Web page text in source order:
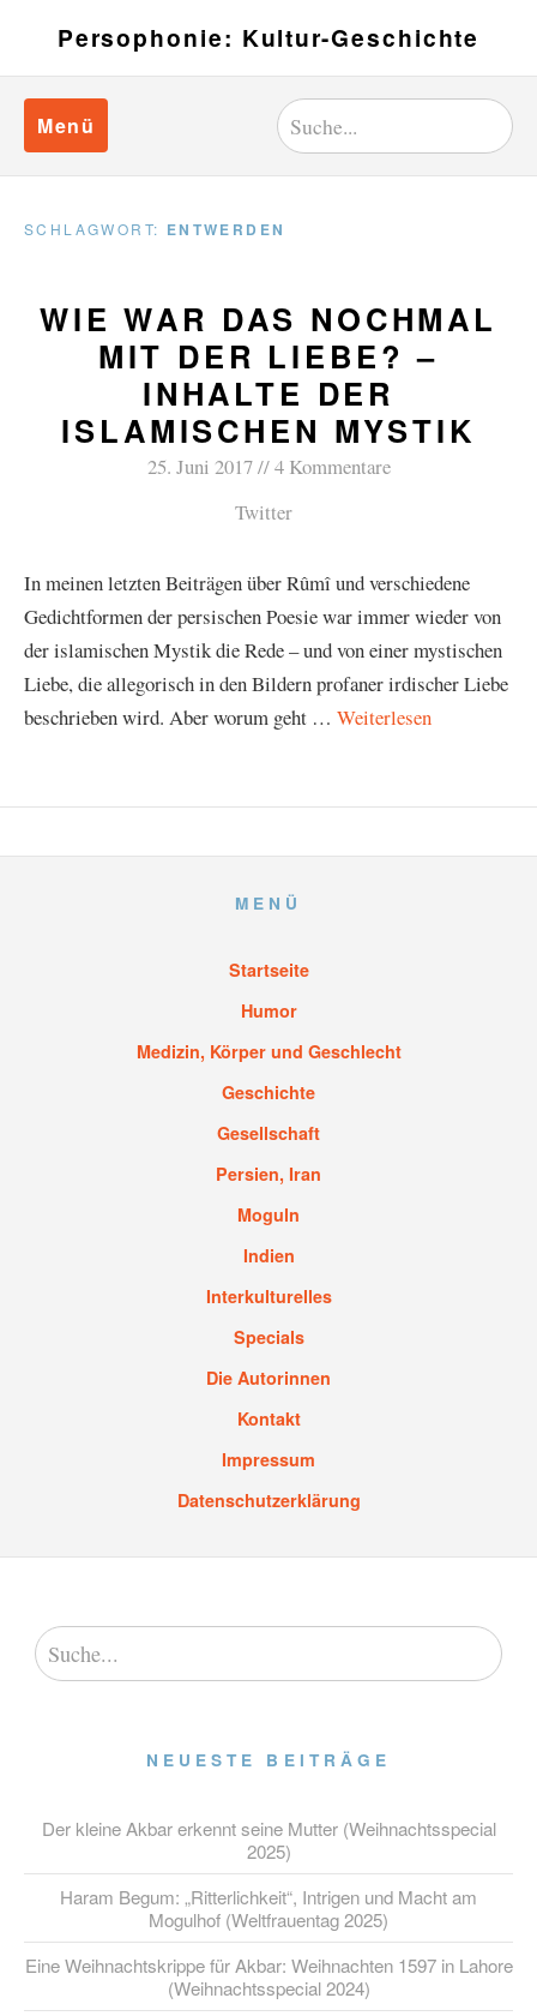
Persophonie: Kultur-Geschichte
Menü
SCHLAGWORT: ENTWERDEN
WIE WAR DAS NOCHMAL
MIT DER LIEBE? –
INHALTE DER
ISLAMISCHEN MYSTIK
25. Juni 2017
4 Kommentare
Twitter
In meinen letzten Beiträgen über Rûmî und verschiedene
Gedichtformen der persischen Poesie war immer wieder von
der islamischen Mystik die Rede – und von einer mystischen
Liebe, die allegorisch in den Bildern profaner irdischer Liebe
beschrieben wird. Aber worum geht … Weiterlesen
MENÜ
Startseite
Humor
Medizin, Körper und Geschlecht
Geschichte
Gesellschaft
Persien, Iran
Moguln
Indien
Interkulturelles
Specials
Die Autorinnen
Kontakt
Impressum
Datenschutzerklärung
NEUESTE BEITRÄGE
Der kleine Akbar erkennt seine Mutter (Weihnachtsspecial
2025)
Haram Begum: „Ritterlichkeit“, Intrigen und Macht am
Mogulhof (Weltfrauentag 2025)
Eine Weihnachtskrippe für Akbar: Weihnachten 1597 in Lahore
(Weihnachtsspecial 2024)